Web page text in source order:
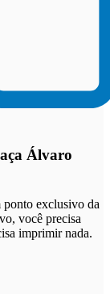
Álvaro
ponto exclusivo da
você precisa
imprimir nada.